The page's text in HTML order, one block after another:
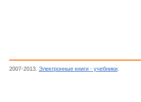
2007-2013. Электронные книги - учебники